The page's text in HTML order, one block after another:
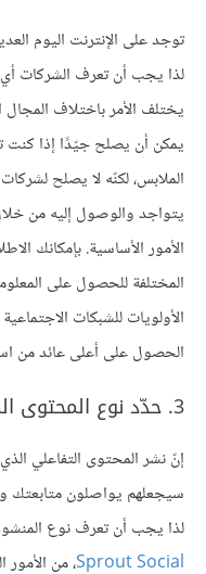
توجد على الإنترنت اليوم
لذا يجب أن تعرف الشركات
يختلف الأمر باختلاف المجال
يمكن أن يصلح جيّدًا إذا كنت
الملابس، لكنّه لا يصلح
يتواجد والوصول إليه من
الأمور الأساسية. بإمكانك
المختلفة للحصول على
الأولويات للشبكات
الحصول على أعلى عائد من
3. حدّد نوع المحتوى المناسب لجمهورك
إنّ نشر المحتوى التفاعلي
سيجعلهم يواصلون متابعتك
لذا يجب أن تعرف نوع
Sprout Social، من الأمور